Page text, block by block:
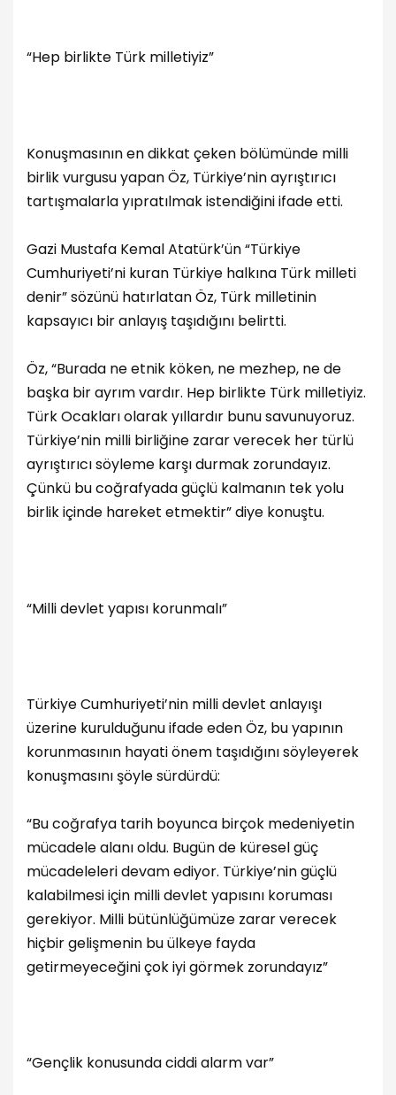
“Hep birlikte Türk milletiyiz”
Konuşmasının en dikkat çeken bölümünde milli
birlik vurgusu yapan Öz, Türkiye’nin ayrıştırıcı
tartışmalarla yıpratılmak istendiğini ifade etti.
Gazi Mustafa Kemal Atatürk’ün “Türkiye
Cumhuriyeti’ni kuran Türkiye halkına Türk milleti
denir” sözünü hatırlatan Öz, Türk milletinin
kapsayıcı bir anlayış taşıdığını belirtti.
Öz, “Burada ne etnik köken, ne mezhep, ne de
başka bir ayrım vardır. Hep birlikte Türk milletiyiz.
Türk Ocakları olarak yıllardır bunu savunuyoruz.
Türkiye’nin milli birliğine zarar verecek her türlü
ayrıştırıcı söyleme karşı durmak zorundayız.
Çünkü bu coğrafyada güçlü kalmanın tek yolu
birlik içinde hareket etmektir” diye konuştu.
“Milli devlet yapısı korunmalı”
Türkiye Cumhuriyeti’nin milli devlet anlayışı
üzerine kurulduğunu ifade eden Öz, bu yapının
korunmasının hayati önem taşıdığını söyleyerek
konuşmasını şöyle sürdürdü:
“Bu coğrafya tarih boyunca birçok medeniyetin
mücadele alanı oldu. Bugün de küresel güç
mücadeleleri devam ediyor. Türkiye’nin güçlü
kalabilmesi için milli devlet yapısını koruması
gerekiyor. Milli bütünlüğümüze zarar verecek
hiçbir gelişmenin bu ülkeye fayda
getirmeyeceğini çok iyi görmek zorundayız”
“Gençlik konusunda ciddi alarm var”